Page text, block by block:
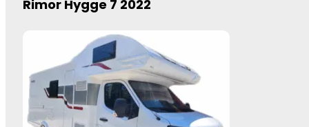
Rimor Hygge 7 2022